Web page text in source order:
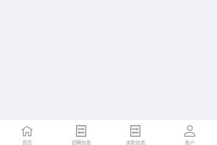
首页 招聘信息 求职信息 账户